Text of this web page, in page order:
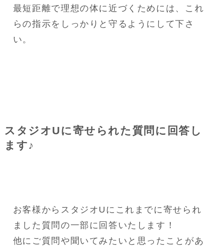
最短距離で理想の体に近づくためには、これ
らの指示をしっかりと守るようにして下さ
い。
スタジオUに寄せられた質問に回答し
ます♪
お客様からスタジオUにこれまでに寄せられ
ました質問の一部に回答いたします！
他にご質問や聞いてみたいと思ったことがあ